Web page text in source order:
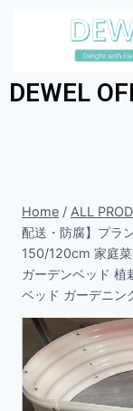
DEWEL
Home / ALL
配送・防腐】プラ
150/120cm 家庭菜
ガーデンベッド 植
ベッド ガーデニン